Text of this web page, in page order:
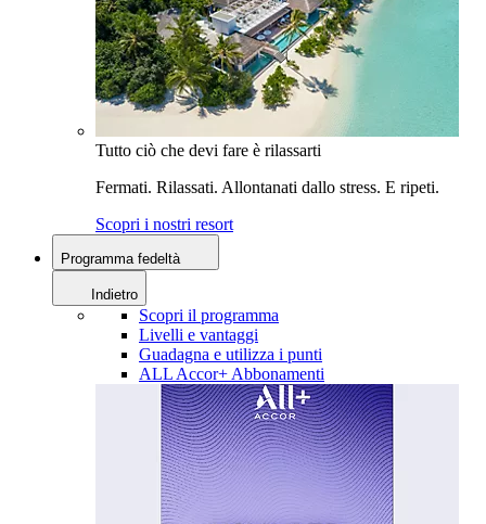
Tutto ciò che devi fare è rilassarti
Fermati. Rilassati. Allontanati dallo stress. E ripeti.
Scopri i nostri resort
Programma fedeltà
Indietro
Scopri il programma
Livelli e vantaggi
Guadagna e utilizza i punti
ALL Accor+ Abbonamenti